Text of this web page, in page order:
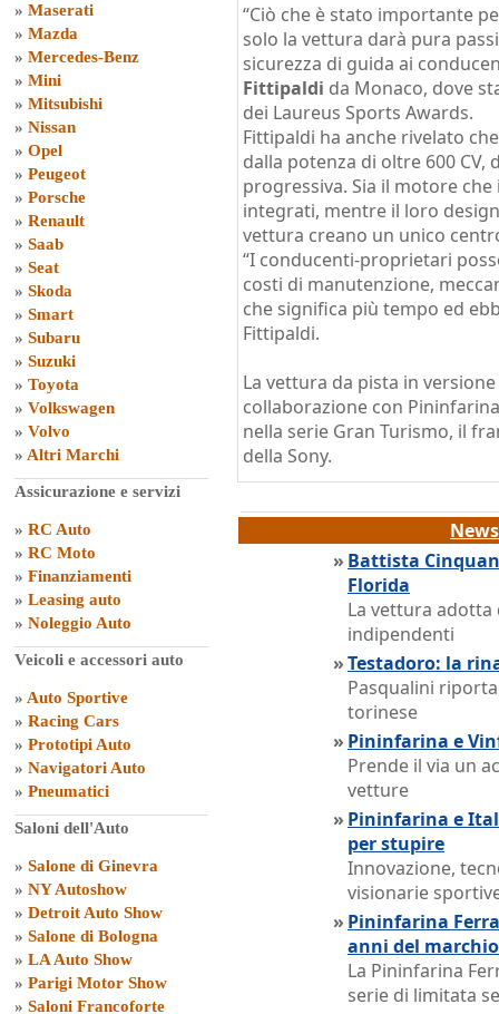
» Maserati
» Mazda
» Mercedes-Benz
» Mini
» Mitsubishi
» Nissan
» Opel
» Peugeot
» Porsche
» Renault
» Saab
» Seat
» Skoda
» Smart
» Subaru
» Suzuki
» Toyota
» Volkswagen
» Volvo
» Altri Marchi
Assicurazione e servizi
» RC Auto
» RC Moto
» Finanziamenti
» Leasing auto
» Noleggio Auto
Veicoli e accessori auto
» Auto Sportive
» Racing Cars
» Prototipi Auto
» Navigatori Auto
» Pneumatici
Saloni dell'Auto
» Salone di Ginevra
» NY Autoshow
» Detroit Auto Show
» Salone di Bologna
» LA Auto Show
» Parigi Motor Show
» Saloni Francoforte
“Ciò che è stato importante
solo la vettura darà pura
sicurezza di guida ai
Fittipaldi da Monaco, dove
dei Laureus Sports Awards.
Fittipaldi ha anche rivelato
dalla potenza di oltre 600
progressiva. Sia il motore
integrati, mentre il loro
vettura creano un unico
“I conducenti-proprietari
costi di manutenzione,
che significa più tempo ed
Fittipaldi.
La vettura da pista in
collaborazione con
nella serie Gran Turismo, il
della Sony.
» Battista
Florida
La vettura
indipendenti
»Testadoro: la
Pasqualini
torinese
» Pininfarina e
Prende il via un
vetture
» Pininfarina e
per stupire
Innovazione,
visionarie
» Pininfarina
anni del marchio
La Pininfarina
serie di limitata